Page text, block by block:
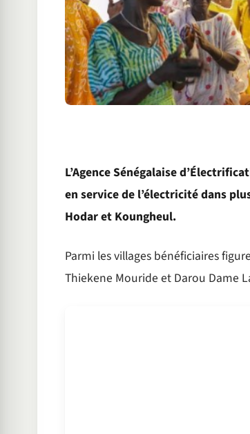
L’Agence Sénégalaise
en service de l’électricité dans
Hodar et Koungheul.
Parmi les villages bénéficiaires
Thiekene Mouride et Darou Dame